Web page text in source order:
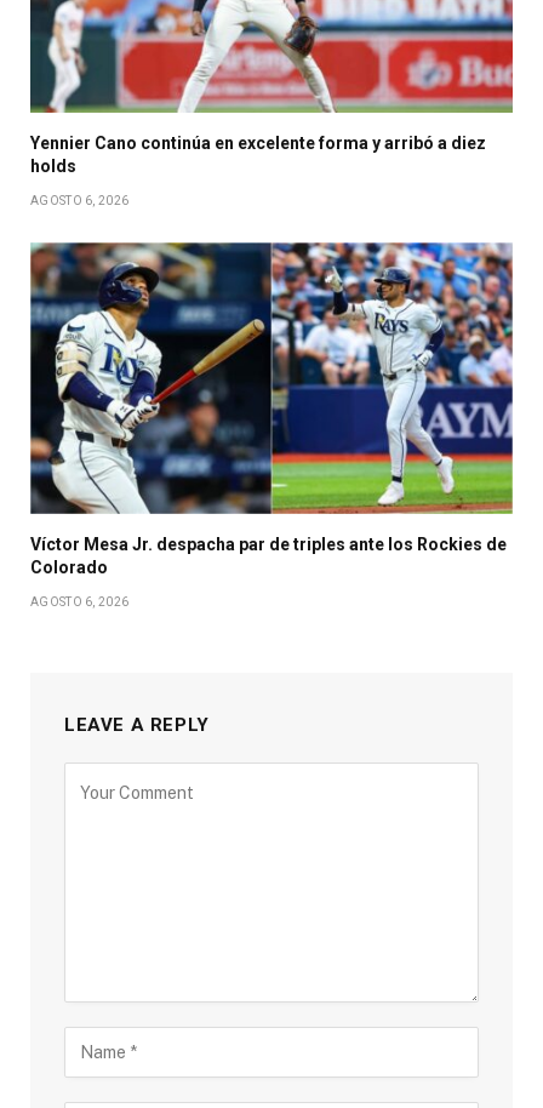
Yennier Cano continúa en excelente forma y arribó a diez
holds
AGOSTO 6, 2026
Víctor Mesa Jr. despacha par de triples ante los Rockies de
Colorado
AGOSTO 6, 2026
LEAVE A REPLY